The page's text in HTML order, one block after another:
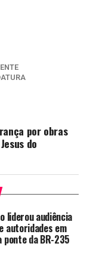
por obras
do
liderou audiência
autoridades em
ponte da BR-235